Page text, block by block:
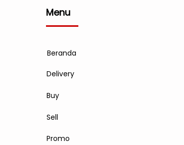
Menu
Beranda
Delivery
Buy
Sell
Promo